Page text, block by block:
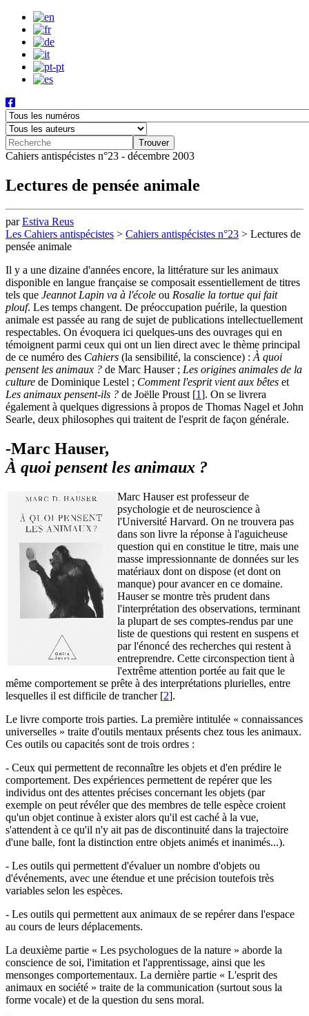
Cahiers antispécistes n°23 - décembre 2003
Lectures de pensée animale
parEstiva Reus
Les Cahiers antispécistes > Cahiers antispécistes n°23 > Lectures de
pensée animale
Il y a une dizaine d'années encore, la littérature sur les animaux
disponible en langue française se composait essentiellement de titres
tels que Jeannot Lapin va à l'école ou Rosalie la tortue qui fait
plouf. Les temps changent. De préoccupation puérile, la question
animale est passée au rang de sujet de publications intellectuellement
respectables. On évoquera ici quelques-uns des ouvrages qui en
témoignent parmi ceux qui ont un lien direct avec le thème principal
de ce numéro des Cahiers (la sensibilité, la conscience) : À quoi
pensent les animaux ? de Marc Hauser ; Les origines animales de la
culture de Dominique Lestel ; Comment l'esprit vient aux bêtes et
Les animaux pensent-ils ? de Joëlle Proust [1]. On se livrera
également à quelques digressions à propos de Thomas Nagel et John
Searle, deux philosophes qui traitent de l'esprit de façon générale.
-Marc Hauser,
À quoi pensent les animaux ?
Marc Hauser est professeur de
psychologie et de neuroscience à
l'Université Harvard. On ne trouvera pas
dans son livre la réponse à l'aguicheuse
question qui en constitue le titre, mais une
masse impressionnante de données sur les
matériaux dont on dispose (et dont on
manque) pour avancer en ce domaine.
Hauser se montre très prudent dans
l'interprétation des observations, terminant
la plupart de ses comptes-rendus par une
liste de questions qui restent en suspens et
par l'énoncé des recherches qui restent à
entreprendre. Cette circonspection tient à
l'extrême attention portée au fait que le
même comportement se prête à des interprétations plurielles, entre
lesquelles il est difficile de trancher[2].
Le livre comporte trois parties. La première intitulée « connaissances
universelles » traite d'outils mentaux présents chez tous les animaux.
Ces outils ou capacités sont de trois ordres :
- Ceux qui permettent de reconnaître les objets et d'en prédire le
comportement. Des expériences permettent de repérer que les
individus ont des attentes précises concernant les objets (par
exemple on peut révéler que des membres de telle espèce croient
qu'un objet continue à exister alors qu'il est caché à la vue,
s'attendent à ce qu'il n'y ait pas de discontinuité dans la trajectoire
d'une balle, font la distinction entre objets animés et inanimés...).
- Les outils qui permettent d'évaluer un nombre d'objets ou
d'événements, avec une étendue et une précision toutefois très
variables selon les espèces.
- Les outils qui permettent aux animaux de se repérer dans l'espace
au cours de leurs déplacements.
La deuxième partie « Les psychologues de la nature » aborde la
conscience de soi, l'imitation et l'apprentissage, ainsi que les
mensonges comportementaux. La dernière partie « L'esprit des
animaux en société » traite de la communication (surtout sous la
forme vocale) et de la question du sens moral.